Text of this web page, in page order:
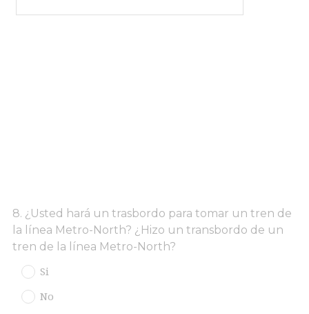
Question
Title
8. ¿Usted hará un trasbordo para tomar un tren de
la línea Metro-North? ¿Hizo un transbordo de un
tren de la línea Metro-North?
Si
No